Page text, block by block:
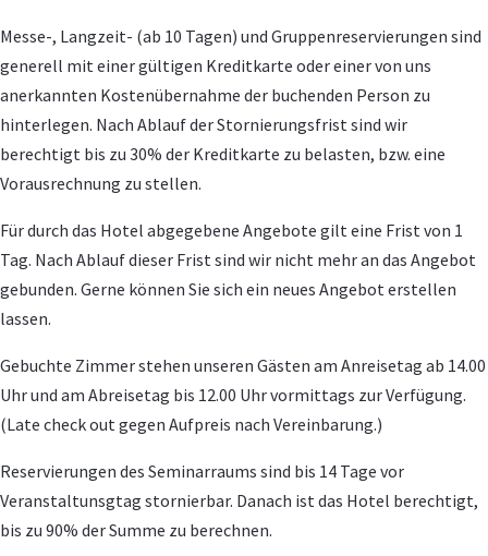
Messe-, Langzeit- (ab 10 Tagen) und Gruppenreservierungen sind
generell mit einer gültigen Kreditkarte oder einer von uns
anerkannten Kostenübernahme der buchenden Person zu
hinterlegen. Nach Ablauf der Stornierungsfrist sind wir
berechtigt bis zu 30% der Kreditkarte zu belasten, bzw. eine
Vorausrechnung zu stellen.
Für durch das Hotel abgegebene Angebote gilt eine Frist von 1
Tag. Nach Ablauf dieser Frist sind wir nicht mehr an das Angebot
gebunden. Gerne können Sie sich ein neues Angebot erstellen
lassen.
Gebuchte Zimmer stehen unseren Gästen am Anreisetag ab 14.00
Uhr und am Abreisetag bis 12.00 Uhr vormittags zur Verfügung.
(Late check out gegen Aufpreis nach Vereinbarung.)
Reservierungen des Seminarraums sind bis 14 Tage vor
Veranstaltunsgtag stornierbar. Danach ist das Hotel berechtigt,
bis zu 90% der Summe zu berechnen.